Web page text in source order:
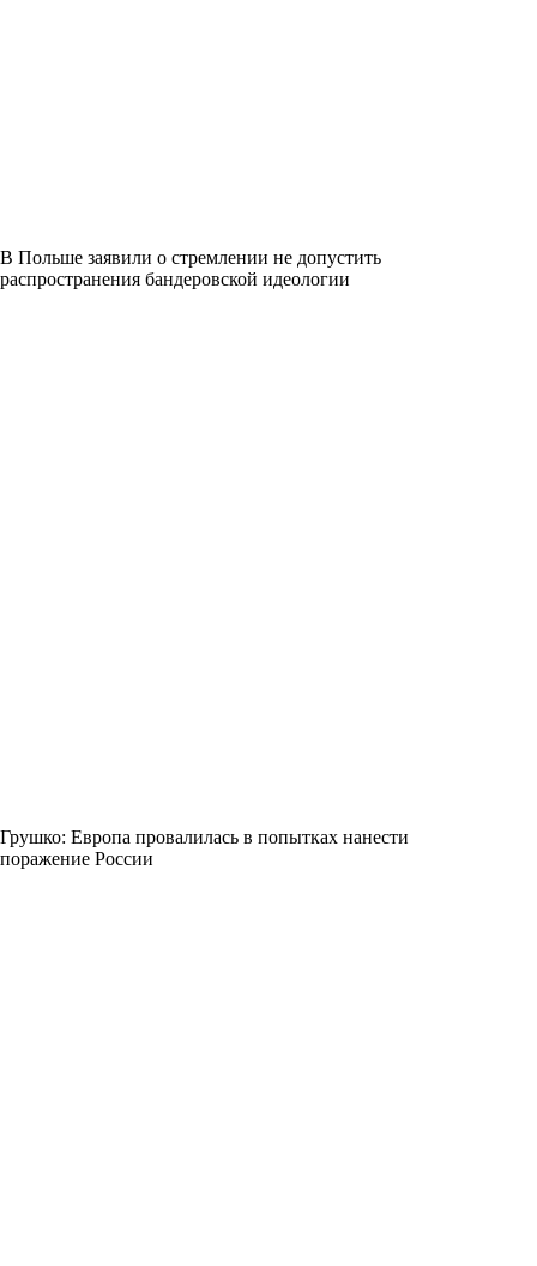
В Польше заявили о стремлении не допустить
распространения бандеровской идеологии
Грушко: Европа провалилась в попытках нанести
поражение России